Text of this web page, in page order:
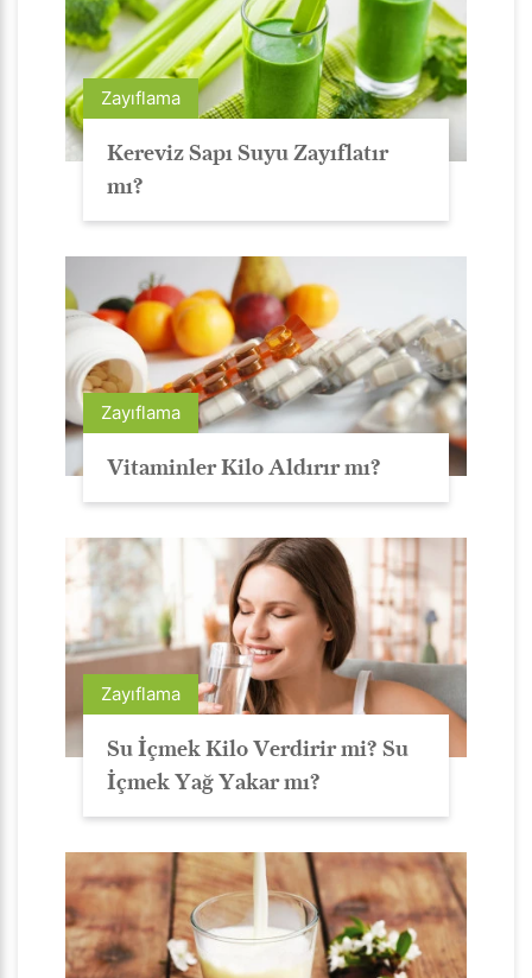
Zayıflama
Kereviz Sapı Suyu Zayıflatır
mı?
Zayıflama
Vitaminler Kilo Aldırır mı?
Zayıflama
Su İçmek Kilo Verdirir mi? Su
İçmek Yağ Yakar mı?